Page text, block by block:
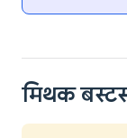
मिथक